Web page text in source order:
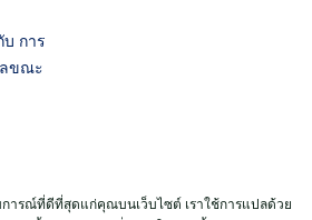
บ การ
ลขณะ
การณ์ที่ดีที่สุดแก่คุณบนเว็บไซต์ เราใช้การแปลด้วย